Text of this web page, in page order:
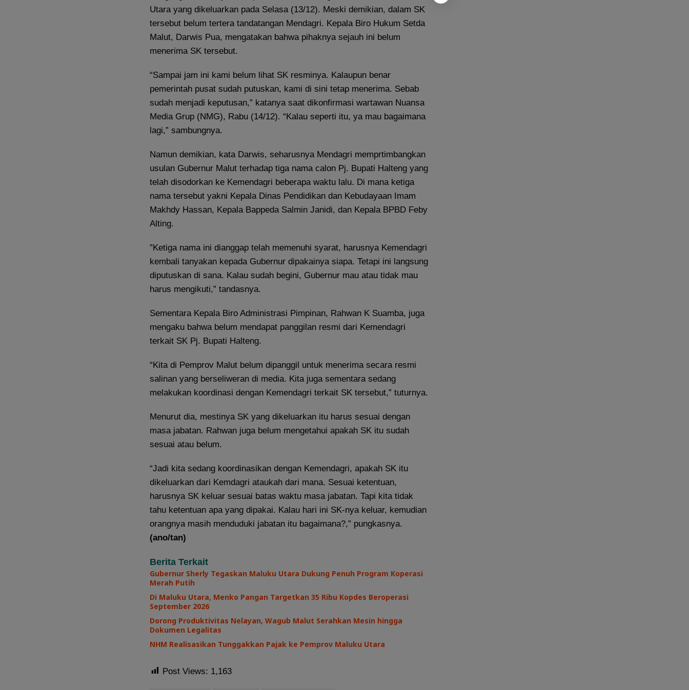
Utara yang dikeluarkan pada Selasa (13/12). Meski demikian, dalam SK
tersebut belum tertera tandatangan Mendagri. Kepala Biro Hukum Setda
Malut, Darwis Pua, mengatakan bahwa pihaknya sejauh ini belum
menerima SK tersebut.
“Sampai jam ini kami belum lihat SK resminya. Kalaupun benar
pemerintah pusat sudah putuskan, kami di sini tetap menerima. Sebab
sudah menjadi keputusan,” katanya saat dikonfirmasi wartawan Nuansa
Media Grup (NMG), Rabu (14/12). “Kalau seperti itu, ya mau bagaimana
lagi,” sambungnya.
Namun demikian, kata Darwis, seharusnya Mendagri memprtimbangkan
usulan Gubernur Malut terhadap tiga nama calon Pj. Bupati Halteng yang
telah disodorkan ke Kemendagri beberapa waktu lalu. Di mana ketiga
nama tersebut yakni Kepala Dinas Pendidikan dan Kebudayaan Imam
Makhdy Hassan, Kepala Bappeda Salmin Janidi, dan Kepala BPBD Feby
Alting.
”Ketiga nama ini dianggap telah memenuhi syarat, harusnya Kemendagri
kembali tanyakan kepada Gubernur dipakainya siapa. Tetapi ini langsung
diputuskan di sana. Kalau sudah begini, Gubernur mau atau tidak mau
harus mengikuti,” tandasnya.
Sementara Kepala Biro Administrasi Pimpinan, Rahwan K Suamba, juga
mengaku bahwa belum mendapat panggilan resmi dari Kemendagri
terkait SK Pj. Bupati Halteng.
“Kita di Pemprov Malut belum dipanggil untuk menerima secara resmi
salinan yang berseliweran di media. Kita juga sementara sedang
melakukan koordinasi dengan Kemendagri terkait SK tersebut,” tuturnya.
Menurut dia, mestinya SK yang dikeluarkan itu harus sesuai dengan
masa jabatan. Rahwan juga belum mengetahui apakah SK itu sudah
sesuai atau belum.
“Jadi kita sedang koordinasikan dengan Kemendagri, apakah SK itu
dikeluarkan dari Kemdagri ataukah dari mana. Sesuai ketentuan,
harusnya SK keluar sesuai batas waktu masa jabatan. Tapi kita tidak
tahu ketentuan apa yang dipakai. Kalau hari ini SK-nya keluar, kemudian
orangnya masih menduduki jabatan itu bagaimana?,” pungkasnya.
(ano/tan)
Berita Terkait
Gubernur Sherly Tegaskan Maluku Utara Dukung Penuh Program Koperasi
Merah Putih
Di Maluku Utara, Menko Pangan Targetkan 35 Ribu Kopdes Beroperasi
September 2026
Dorong Produktivitas Nelayan, Wagub Malut Serahkan Mesin hingga
Dokumen Legalitas
NHM Realisasikan Tunggakkan Pajak ke Pemprov Maluku Utara
Post Views: 1,163